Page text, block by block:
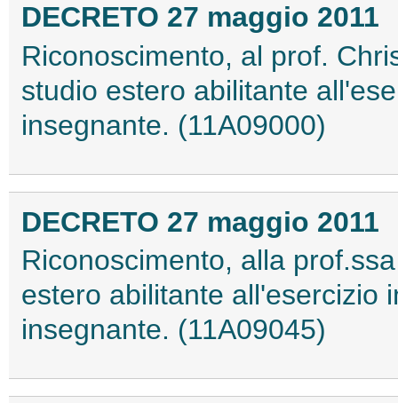
DECRETO 27 maggio 2011
Riconoscimento, al prof.
studio estero abilitante
insegnante. (11A09000)
DECRETO 27 maggio 2011
Riconoscimento, alla
estero abilitante all'esercizio
insegnante. (11A09045)